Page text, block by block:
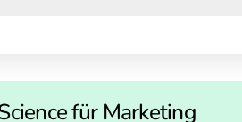
für Marketing